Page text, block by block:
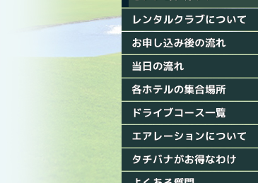
ハワイオプショナルツアー一覧
レンタルクラブについて
お申し込み後の流れ
当日の流れ
各ホテル集合場所
各ゴルフ場への行き方
エアレーション
タチバナがお得なわけ